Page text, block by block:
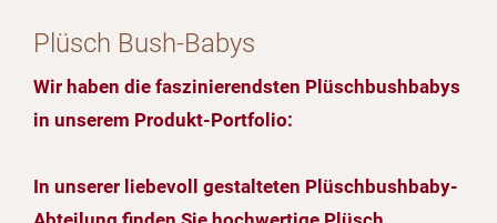
Plüsch Bush-Babys
Wir haben die faszinierendsten Plüschbushbabys
in unserem Produkt-Portfolio:
In unserer liebevoll gestalteten Plüschbushbaby-